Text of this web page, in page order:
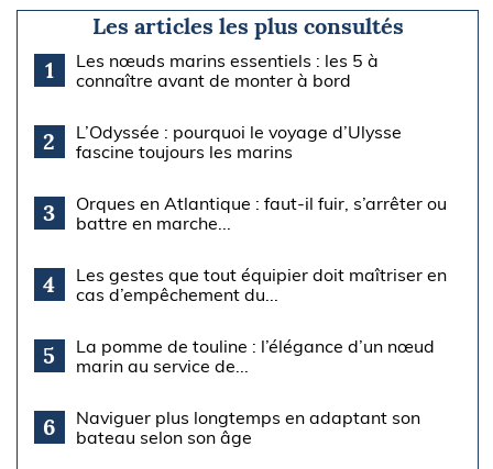
Les articles les plus consultés
1
Les nœuds marins essentiels : les 5 à
connaître avant de monter à bord
2
L’Odyssée : pourquoi le voyage d’Ulysse
fascine toujours les marins
3
Orques en Atlantique : faut-il fuir, s’arrêter ou
battre en marche...
4
Les gestes que tout équipier doit maîtriser en
cas d’empêchement du...
5
La pomme de touline : l’élégance d’un nœud
marin au service de...
6
Naviguer plus longtemps en adaptant son
bateau selon son âge